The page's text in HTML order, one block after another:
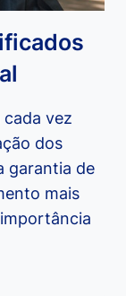
vez
dos
garantia de
mais